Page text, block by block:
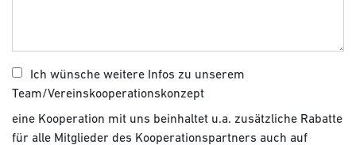
Ich wünsche weitere Infos zu unserem
Team/Vereinskooperationskonzept
eine Kooperation mit uns beinhaltet u.a. zusätzliche Rabatte
für alle Mitglieder des Kooperationspartners auch auf